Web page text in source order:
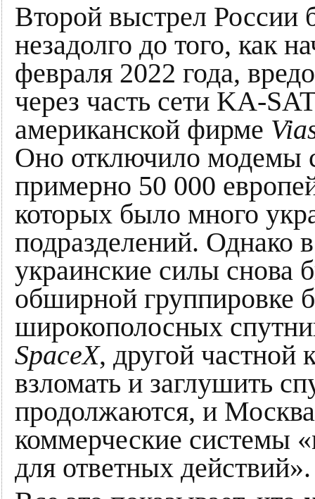
Второй выстрел
незадолго до того, как
февраля 2022 года,
через часть сети KA-
американской фирме
Оно отключило модемы
примерно 50 000
которых было много
подразделений. Однако
украинские силы снова
обширной группировке
широкополосных
SpaceX, другой частной
взломать и заглушить
продолжаются, и
коммерческие системы
для ответных действий».